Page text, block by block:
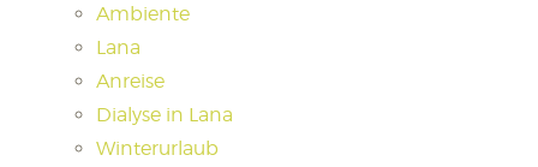
Ambiente
Lana
Anreise
Dialyse in Lana
Winterurlaub